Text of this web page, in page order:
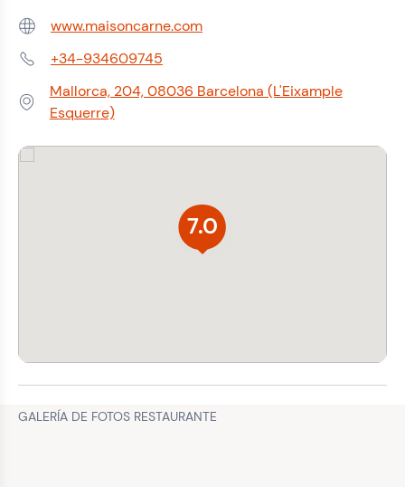
Web: www.maisoncarne.com
Teléfono:+34-934609745
Dirección:
Mallorca, 204, 08036 Barcelona (L'Eixample
Esquerre)
7.0
GALERÍA DE FOTOS RESTAURANTE